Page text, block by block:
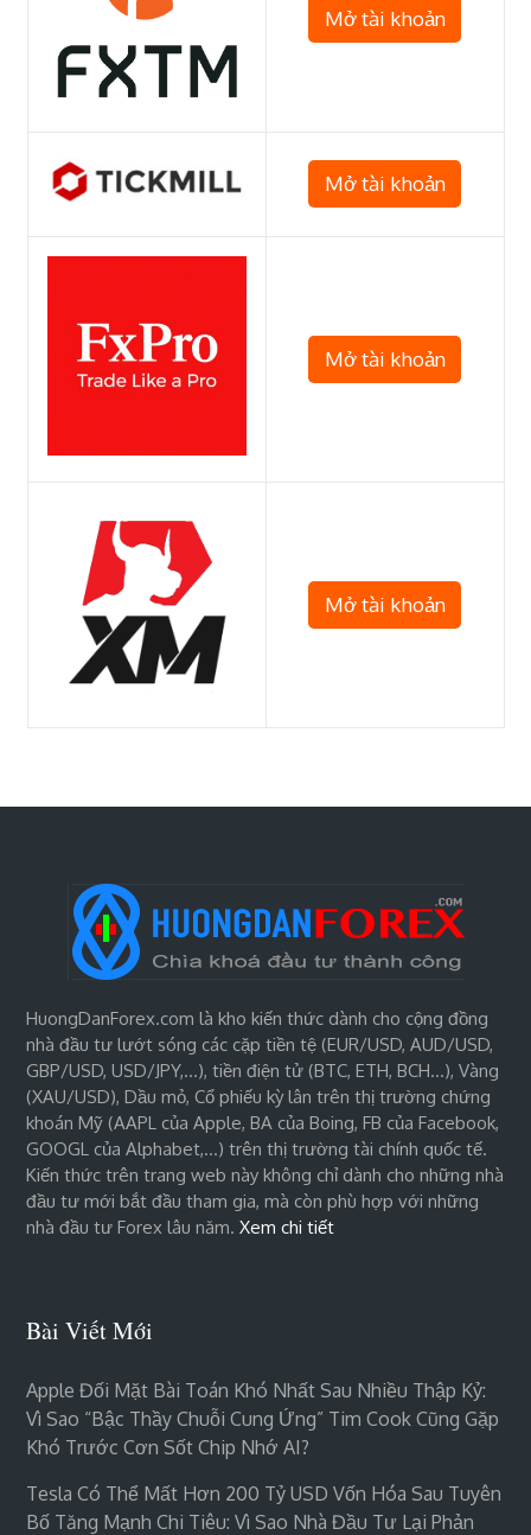
Mở tài khoản
Mở tài khoản
Mở tài khoản
Mở tài khoản
HuongDanForex.com là kho kiến thức dành cho cộng đồng
nhà đầu tư lướt sóng các cặp tiền tệ (EUR/USD, AUD/USD,
GBP/USD, USD/JPY,…), tiền điện tử (BTC, ETH, BCH…), Vàng
(XAU/USD), Dầu mỏ, Cổ phiếu kỳ lân trên thị trường chứng
khoán Mỹ (AAPL của Apple, BA của Boing, FB của Facebook,
GOOGL của Alphabet,…) trên thị trường tài chính quốc tế.
Kiến thức trên trang web này không chỉ dành cho những nhà
đầu tư mới bắt đầu tham gia, mà còn phù hợp với những
nhà đầu tư Forex lâu năm.Xem chi tiết
Bài Viết Mới
Apple Đối Mặt Bài Toán Khó Nhất Sau Nhiều Thập Kỷ:
Vì Sao “bậc Thầy Chuỗi Cung Ứng” Tim Cook Cũng Gặp
Khó Trước Cơn Sốt Chip Nhớ AI?
Tesla Có Thể Mất Hơn 200 Tỷ USD Vốn Hóa Sau Tuyên
Bố Tăng Mạnh Chi Tiêu: Vì Sao Nhà Đầu Tư Lại Phản